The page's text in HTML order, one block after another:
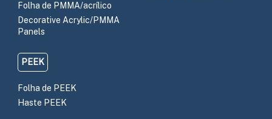
Folha de PMMA/acrílico
Decorative Acrylic/PMMA
Panels
PEEK
Folha de PEEK
Haste PEEK